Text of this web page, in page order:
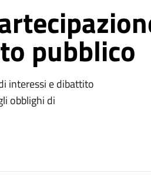
pubblico
interessi e dibattito
obblighi di